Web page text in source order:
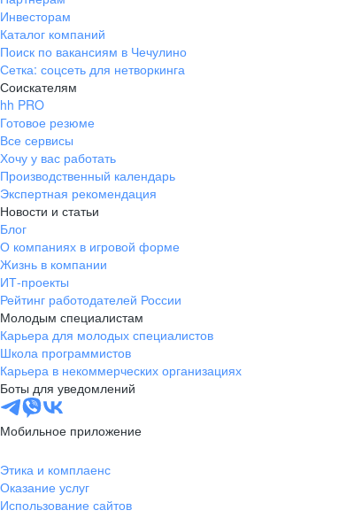
Инвесторам
Каталог компаний
Поиск по вакансиям в Чечулино
Сетка: соцсеть для нетворкинга
Соискателям
hh PRO
Готовое резюме
Все сервисы
Хочу у вас работать
Производственный календарь
Экспертная рекомендация
Новости и статьи
Блог
О компаниях в игровой форме
Жизнь в компании
ИТ-проекты
Рейтинг работодателей России
Молодым специалистам
Карьера для молодых специалистов
Школа программистов
Карьера в некоммерческих организациях
Боты для уведомлений
Мобильное приложение
Этика и комплаенс
Оказание услуг
Использование сайтов